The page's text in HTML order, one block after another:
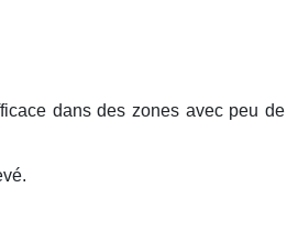
dans des zones avec peu de